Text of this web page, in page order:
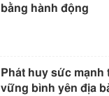
bằng hành động
Phát huy sức mạnh
vững bình yên địa